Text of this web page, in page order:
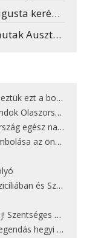
kerékpárút
Ausztriában
cicát Kisorosziban
a 15 legjobbat
nap nyaral
végét jelentette
és Szardínián
éj!”
meg Zugspitzét